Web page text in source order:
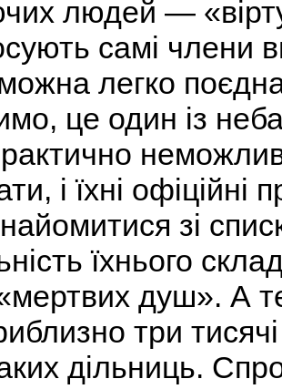
людей —
самі члени
легко
це один із
і їхні
зі
їхнього
душ». А
три тисячі
дільниць.